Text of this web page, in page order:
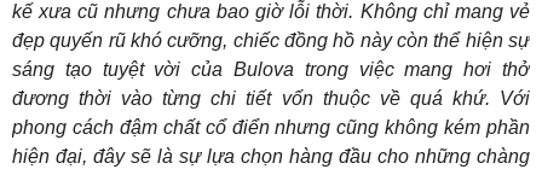
kế xưa cũ nhưng chưa bao giờ lỗi thời. Không chỉ mang vẻ
đẹp quyến rũ khó cưỡng, chiếc đồng hồ này còn thể hiện sự
sáng tạo tuyệt vời của Bulova trong việc mang hơi thở
đương thời vào từng chi tiết vốn thuộc về quá khứ. Với
phong cách đậm chất cổ điển nhưng cũng không kém phần
hiện đại, đây sẽ là sự lựa chọn hàng đầu cho những chàng